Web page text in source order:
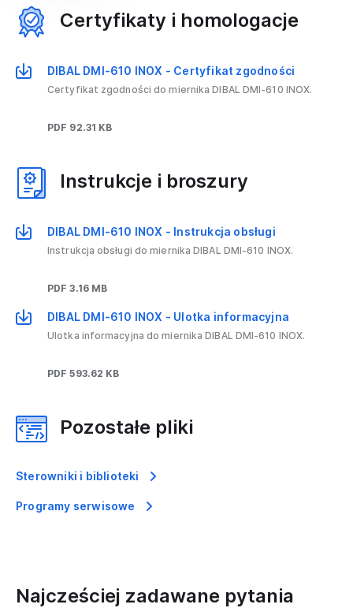
Najcześciej zadawane pytania
Certyfikaty i homologacje
DIBAL DMI-610 INOX - Certyfikat zgodności
Certyfikat zgodności do miernika DIBAL DMI-610 INOX.
PDF 92.31 KB
Instrukcje i broszury
DIBAL DMI-610 INOX - Instrukcja obsługi
Instrukcja obsługi do miernika DIBAL DMI-610 INOX.
PDF 3.16 MB
DIBAL DMI-610 INOX - Ulotka informacyjna
Ulotka informacyjna do miernika DIBAL DMI-610 INOX.
PDF 593.62 KB
Pozostałe pliki
Sterowniki i biblioteki
Programy serwisowe